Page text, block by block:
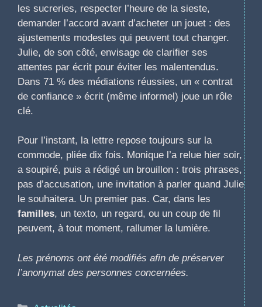
les sucreries, respecter l’heure de la sieste,
demander l’accord avant d’acheter un jouet : des
ajustements modestes qui peuvent tout changer.
Julie, de son côté, envisage de clarifier ses
attentes par écrit pour éviter les malentendus.
Dans 71 % des médiations réussies, un « contrat
de confiance » écrit (même informel) joue un rôle
clé.
Pour l’instant, la lettre repose toujours sur la
commode, pliée dix fois. Monique l’a relue hier soir,
a soupiré, puis a rédigé un brouillon : trois phrases,
pas d’accusation, une invitation à parler quand Julie
le souhaitera. Un premier pas. Car, dans les
familles, un texto, un regard, ou un coup de fil
peuvent, à tout moment, rallumer la lumière.
Les prénoms ont été modifiés afin de préserver
l’anonymat des personnes concernées.